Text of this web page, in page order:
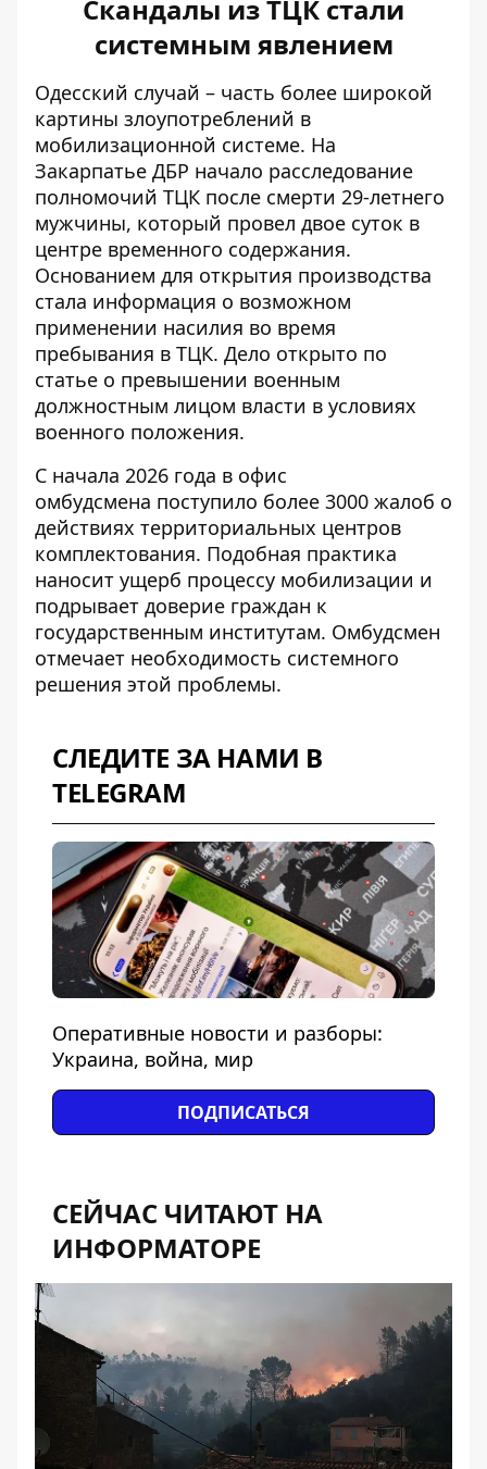
Скандалы из ТЦК стали
системным явлением
Одесский случай – часть более широкой
картины злоупотреблений в
мобилизационной системе. На
Закарпатье ДБР начало расследование
полномочий ТЦК после смерти 29-летнего
мужчины, который провел двое суток в
центре временного содержания.
Основанием для открытия производства
стала информация о возможном
применении насилия во время
пребывания в ТЦК. Дело открыто по
статье о превышении военным
должностным лицом власти в условиях
военного положения.
С начала 2026 года в офис
омбудсмена поступило более 3000 жалоб о
действиях территориальных центров
комплектования. Подобная практика
наносит ущерб процессу мобилизации и
подрывает доверие граждан к
государственным институтам. Омбудсмен
отмечает необходимость системного
решения этой проблемы.
СЛЕДИТЕ ЗА НАМИ В
TELEGRAM
Оперативные новости и разборы:
Украина, война, мир
ПОДПИСАТЬСЯ
СЕЙЧАС ЧИТАЮТ НА
ИНФОРМАТОРЕ